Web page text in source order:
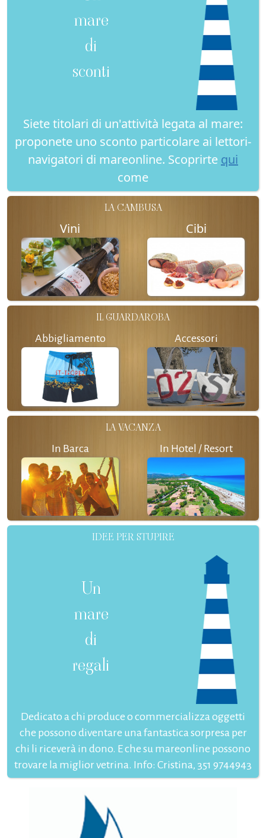
mare
di
sconti
Siete titolari di un'attività legata al mare:
proponete uno sconto particolare ai lettori-
navigatori di mareonline. Scoprirte qui
come
LA CAMBUSA
Vini Cibi
IL GUARDAROBA
Abbigliamento Accessori
LA VACANZA
In Barca In Hotel / Resort
IDEE PER STUPIRE
Un
mare
di
regali
Dedicato a chi produce o commercializza oggetti
che possono diventare una fantastica sorpresa per
chi li riceverà in dono. E che su mareonline possono
trovare la miglior vetrina. Info: Cristina, 351 9744943